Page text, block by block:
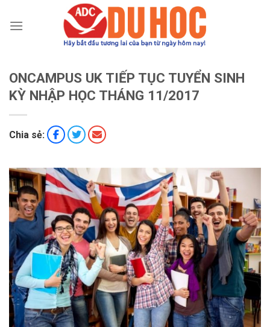
đến
ONCAMPUS UK TIẾP TỤC TUYỂN SINH
KỲ NHẬP HỌC THÁNG 11/2017
Chia sẻ: